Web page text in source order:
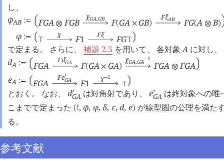
し、
󰔃
φAB := FGA ⊗ FGB F(GA × GB) FG(A ⊗ B)
󰔃
χGA,GB F󰔃
ξAB
φ := F1 FG⊤
χ Fξ 󰇥
で定まる。 さらに、 補題 2.5 を用いて、 各対象A に対し、
dA := FGA F(GA × GA) FGA ⊗ FGA
FdGA
󰎘 󰔃
χGA,GA−1
eA := FGA F1
FeGA
󰎘 χ−1
󰇥
とおく。 なお、 dGA
󰎘 は対角射であり、 eGA
󰎘
は終対象への唯
こまでで定まった ( !, 󰔃
φ, φ, δ, ε, d, e) が線型圏の公理を満た
る。
参考文献